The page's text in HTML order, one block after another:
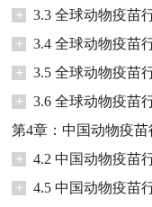
+
3.3 全球动物疫苗
+
3.4 全球动物疫苗
+
3.5 全球动物疫苗
+
3.6 全球动物疫苗
第4章：中国动物疫
+
4.2 中国动物疫苗
+
4.5 中国动物疫苗